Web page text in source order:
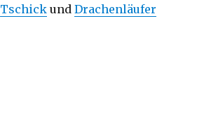
Tschickund Drachenläufer